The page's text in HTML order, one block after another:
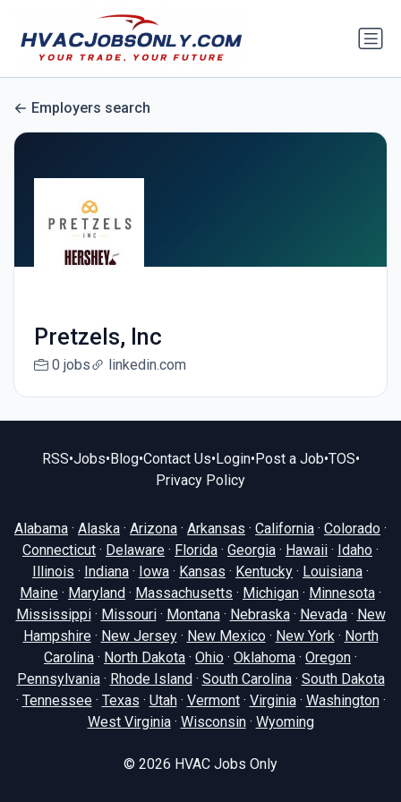
Employers search
Pretzels, Inc
0 jobs linkedin.com
RSS•Jobs•Blog•Contact Us•Login•Post a Job•TOS•
Privacy Policy
Alabama · Alaska · Arizona · Arkansas · California · Colorado ·
Connecticut · Delaware · Florida · Georgia · Hawaii · Idaho ·
Illinois · Indiana · Iowa · Kansas · Kentucky · Louisiana ·
Maine · Maryland · Massachusetts · Michigan · Minnesota ·
Mississippi· Missouri· Montana· Nebraska· Nevada· New
Hampshire· New Jersey· New Mexico· New York· North
Carolina · North Dakota · Ohio · Oklahoma · Oregon ·
Pennsylvania· Rhode Island · South Carolina· South Dakota
· Tennessee· Texas · Utah· Vermont· Virginia· Washington·
West Virginia· Wisconsin· Wyoming
© 2026 HVAC Jobs Only